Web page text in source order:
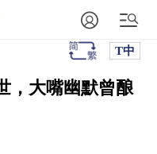
T中
，大嘴幽默曾酿